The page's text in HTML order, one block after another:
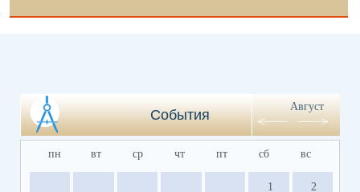
События
Август
пн вт ср чт пт сб вс
1 2